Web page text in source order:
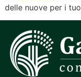
delle nuove per i